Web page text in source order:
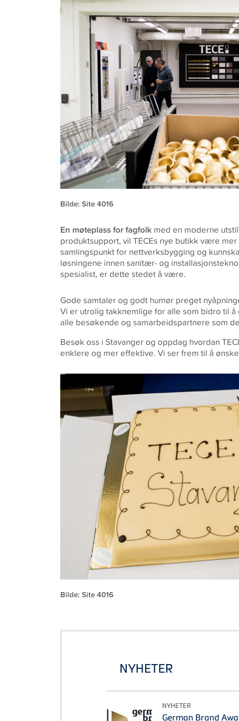
Bilde: Site 4016
En møteplass for fagfolk med en moderne
produktsupport, vil TECEs nye butikk være
samlingspunkt for nettverksbygging og
løsningene innen sanitær- og
spesialist, er dette stedet å være.
Gode samtaler og godt humør preget
Vi er utrolig takknemlige for alle som bidro til
alle besøkende og samarbeidspartnere som
Besøk oss i Stavanger og oppdag hvordan
enklere og mer effektive. Vi ser frem til å
Bilde: Site 4016
NYHETER
NYHETER
German Brand